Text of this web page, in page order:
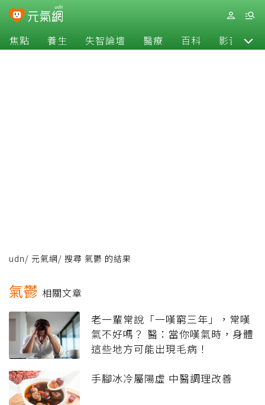
焦點 養生 失智論壇 醫療 百科 影音
udn/ 元氣網/ 搜尋 氣鬱 的結果
氣鬱 相關文章
老一輩常說「一嘆窮三年」，常嘆
氣不好嗎？ 醫：當你嘆氣時，身體
這些地方可能出現毛病！
手腳冰冷屬陽虛 中醫調理改善